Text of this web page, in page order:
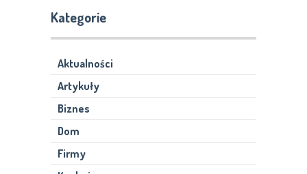
Kategorie
Aktualności
Artykuły
Biznes
Dom
Firmy